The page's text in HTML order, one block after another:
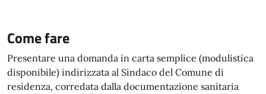
Come fare
Presentare una domanda in carta semplice (modulistica
disponibile) indirizzata al Sindaco del Comune di
residenza, corredata dalla documentazione sanitaria